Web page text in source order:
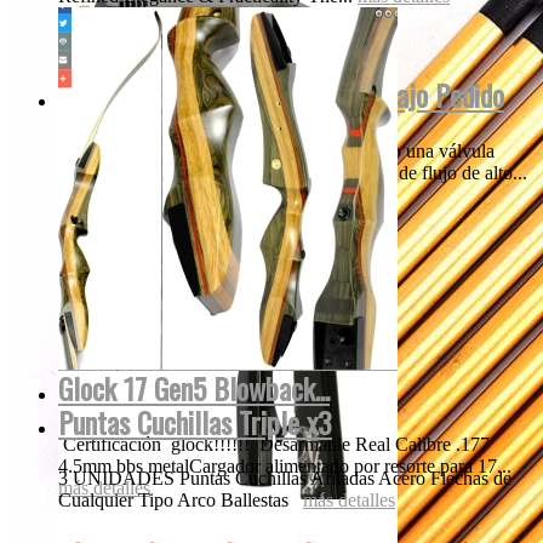
Empire MINI INVERT GS 2022 Bajo Pedido
Nuestros creativos think-tank ha incorporado una válvula
única, patentada y el diseño de la tecnología de flujo de alto...
más detalles
Glock 17 Gen5 Blowback...
Certificación glock!!!!!! Desarmable Real Calibre .177
4.5mm bbs metalCargador alimentado por resorte para 17...
más detalles
Puntas Cuchillas Triple x3
3 UNIDADES Puntas Cuchillas Afiladas Acero Flechas de
Cualquier Tipo Arco Ballestasmás detalles